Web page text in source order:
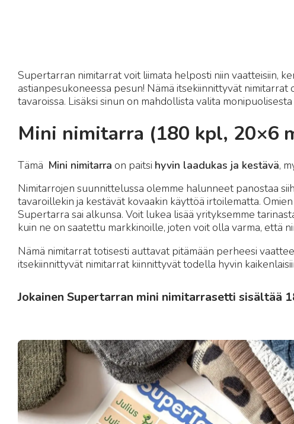
Supertarran nimitarrat voit liimata helposti niin vaatteisiin,
astianpesukoneessa pesun! Nämä itsekiinnittyvät
tavaroissa. Lisäksi sinun on mahdollista valita
Mini nimitarra (180 kpl, 20×6
Tämä Mini nimitarra on paitsi hyvin laadukas ja kestävä,
Nimitarrojen suunnittelussa olemme halunneet panostaa
tavaroillekin ja kestävät kovaakin käyttöä irtoilematta.
Supertarra sai alkunsa. Voit lukea lisää yrityksemme
kuin ne on saatettu markkinoille, joten voit olla varma, että
Nämä nimitarrat totisesti auttavat pitämään perheesi
itsekiinnittyvät nimitarrat kiinnittyvät todella hyvin
Jokainen Supertarran mini nimitarrasetti sisältää